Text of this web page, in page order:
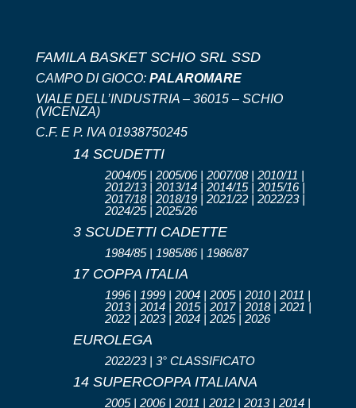
FAMILA BASKET SCHIO SRL SSD
CAMPO DI GIOCO: PALAROMARE
VIALE DELL’INDUSTRIA – 36015 – SCHIO
(VICENZA)
C.F. E P. IVA 01938750245
14 SCUDETTI
2004/05 | 2005/06 | 2007/08 | 2010/11 |
2012/13 | 2013/14 | 2014/15 | 2015/16 |
2017/18 | 2018/19 | 2021/22 | 2022/23 |
2024/25 | 2025/26
3 SCUDETTI CADETTE
1984/85 | 1985/86 | 1986/87
17 COPPA ITALIA
1996 | 1999 | 2004 | 2005 | 2010 | 2011 |
2013 | 2014 | 2015 | 2017 | 2018 | 2021 |
2022 | 2023 | 2024 | 2025 | 2026
EUROLEGA
2022/23 | 3° CLASSIFICATO
14 SUPERCOPPA ITALIANA
2005 | 2006 | 2011 | 2012 | 2013 | 2014 |